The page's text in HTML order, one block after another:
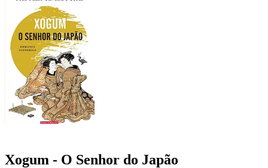
Xogum - O Senhor do Japão